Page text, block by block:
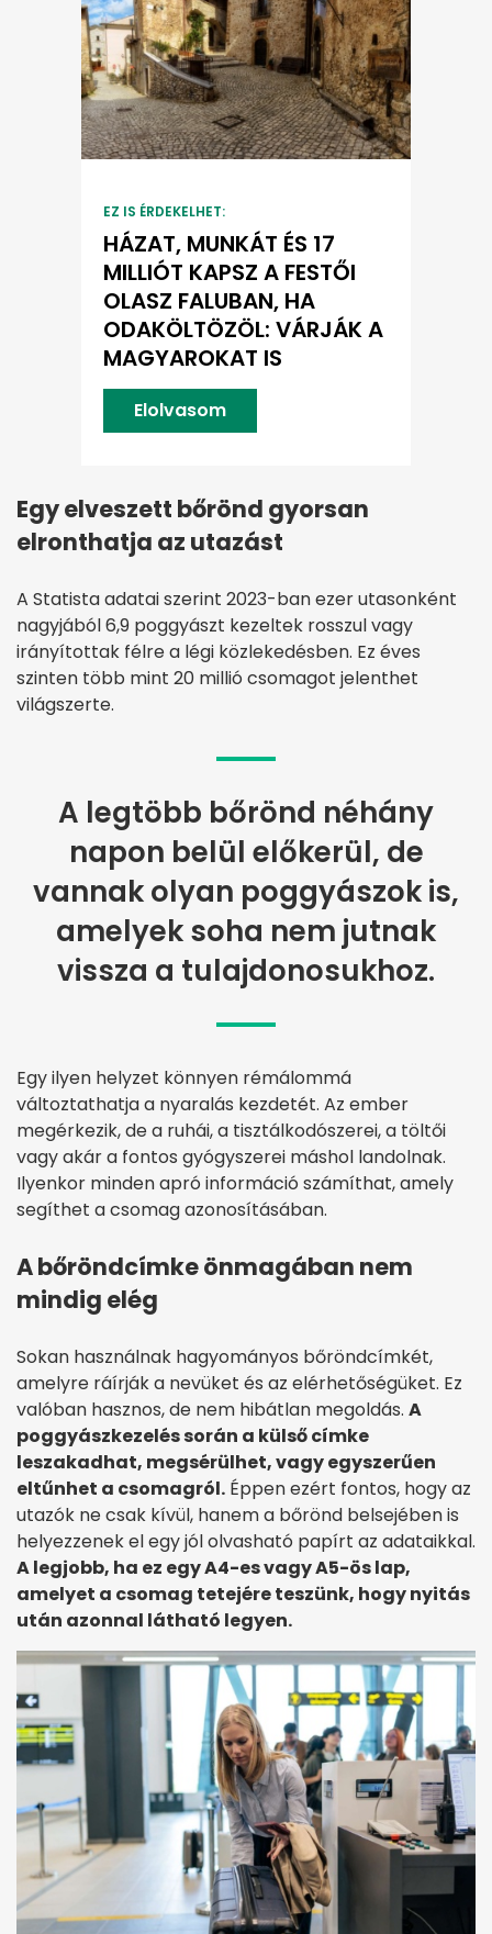
EZ IS ÉRDEKELHET:
HÁZAT, MUNKÁT ÉS 17
MILLIÓT KAPSZ A FESTŐI
OLASZ FALUBAN, HA
ODAKÖLTÖZÖL: VÁRJÁK A
MAGYAROKAT IS
Elolvasom
Egy elveszett bőrönd gyorsan
elronthatja az utazást
A Statista adatai szerint 2023-ban ezer utasonként
nagyjából 6,9 poggyászt kezeltek rosszul vagy
irányítottak félre a légi közlekedésben. Ez éves
szinten több mint 20 millió csomagot jelenthet
világszerte.
A legtöbb bőrönd néhány
napon belül előkerül, de
vannak olyan poggyászok is,
amelyek soha nem jutnak
vissza a tulajdonosukhoz.
Egy ilyen helyzet könnyen rémálommá
változtathatja a nyaralás kezdetét. Az ember
megérkezik, de a ruhái, a tisztálkodószerei, a töltői
vagy akár a fontos gyógyszerei máshol landolnak.
Ilyenkor minden apró információ számíthat, amely
segíthet a csomag azonosításában.
A bőröndcímke önmagában nem
mindig elég
Sokan használnak hagyományos bőröndcímkét,
amelyre ráírják a nevüket és az elérhetőségüket. Ez
valóban hasznos, de nem hibátlan megoldás. A
poggyászkezelés során a külső címke
leszakadhat, megsérülhet, vagy egyszerűen
eltűnhet a csomagról. Éppen ezért fontos, hogy az
utazók ne csak kívül, hanem a bőrönd belsejében is
helyezzenek el egy jól olvasható papírt az adataikkal.
A legjobb, ha ez egy A4-es vagy A5-ös lap,
amelyet a csomag tetejére teszünk, hogy nyitás
után azonnal látható legyen.